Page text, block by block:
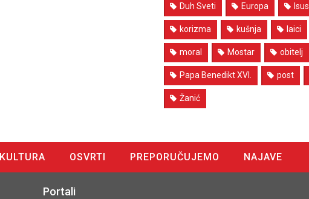
Duh Sveti Europa Isus
korizma kušnja laici
moral Mostar obitelj
Papa Benedikt XVI. post
Žanić
KULTURA OSVRTI PREPORUČUJEMO
NAJAVE
Portali